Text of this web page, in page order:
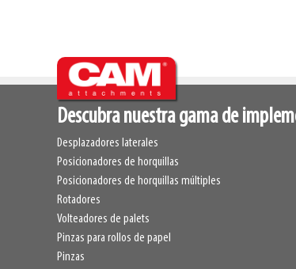
Descubra nuestra gama de
Desplazadores laterales
Posicionadores de horquillas
Posicionadores de horquillas múltiples
Rotadores
Volteadores de palets
Pinzas para rollos de papel
Pinzas